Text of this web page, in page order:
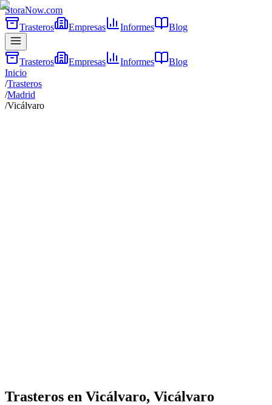
StoraNow.com
Trasteros
Empresas Informes Blog
Trasteros Empresas Informes
Blog
Inicio
/Trasteros
/Madrid
/Vicálvaro
Trasteros en Vicálvaro, Vicálvaro